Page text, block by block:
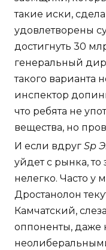
такие иски,
удовлетворены
достигнуть 30
генеральный
такого варианта
инспектор
что ребята не
вещества, но
И если вдруг Sp
уйдет с рынка,
нелегко. Часто у
Дростанолон
Камчатский,
оппоненты, даже